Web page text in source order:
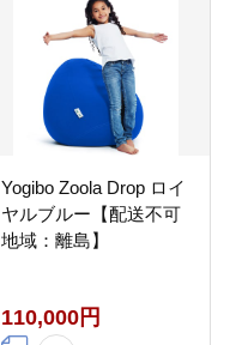
Yogibo Zoola Drop ロイ
ヤルブルー【配送不可
地域：離島】
110,000円